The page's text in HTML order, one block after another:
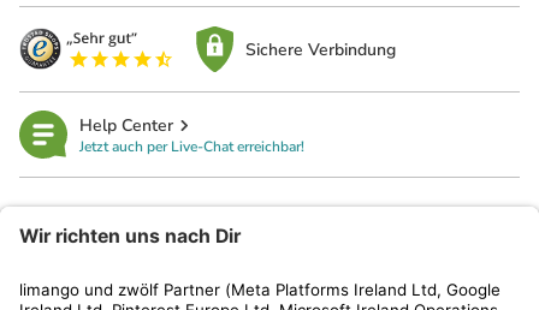
Sichere Verbindung
Help Center
Jetzt auch per Live-Chat erreichbar!